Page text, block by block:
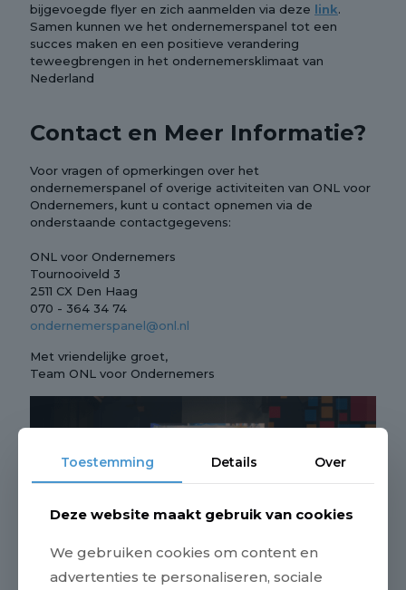
bijgevoegde flyer en zich aanmelden via deze link.
Samen kunnen we het ondernemerspanel tot een
succes maken en een positieve verandering
teweegbrengen in het ondernemersklimaat van
Nederland
Contact en Meer Informatie?
Voor vragen of opmerkingen over het
ondernemerspanel of overige activiteiten van ONL voor
Ondernemers, kunt u contact opnemen via de
onderstaande contactgegevens:
ONL voor Ondernemers
Tournooiveld 3
2511 CX Den Haag
070 - 364 34 74
ondernemerspanel@onl.nl
Met vriendelijke groet,
Team ONL voor Ondernemers
Toestemming Details Over
Deze website maakt gebruik van cookies
We gebruiken cookies om content en
advertenties te personaliseren, sociale